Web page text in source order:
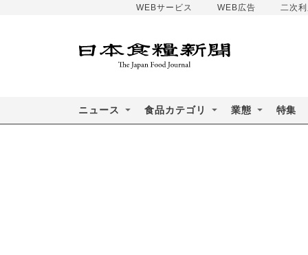
WEBサービス WEB広告 二次
ニュース 食品カテゴリ 業態 特集